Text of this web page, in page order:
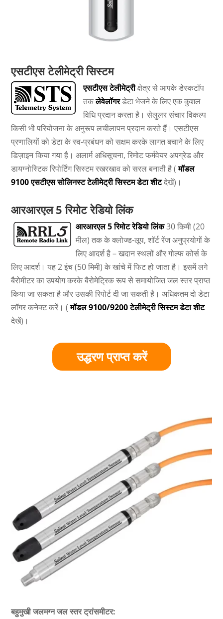
एसटीएस टेलीमेट्री सिस्टम
एसटीएस टेलीमेट्रीक्षेत्र से आपके डेस्कटॉप
तकलेवेलॉगरडेटा भेजने के लिए एक कुशल
विधि प्रदान करता है। सेलुलर संचार विकल्प
किसी भी परियोजना के अनुरूप लचीलापन प्रदान करते हैं। एसटीएस
प्रणालियों को डेटा के स्व-प्रबंधन को सक्षम करके लागत बचाने के लिए
डिज़ाइन किया गया है। अलार्म अधिसूचना, रिमोट फर्मवेयर अपग्रेड और
डायग्नोस्टिक रिपोर्टिंग सिस्टम रखरखाव को सरल बनाती है (मॉडल
9100 एसटीएस सोलिनस्ट टेलीमेट्री सिस्टम डेटा शीटदेखें)।
आरआरएल 5 रिमोट रेडियो लिंक
आरआरएल 5 रिमोट रेडियो लिंक30 किमी (20
मील) तक के क्लोज्ड-लूप, शॉर्ट रेंज अनुप्रयोगों के
लिए आदर्श है – खदान स्थलों और गोल्फ कोर्स के
लिए आदर्श। यह 2 इंच (50 मिमी) के खांचे में फिट हो जाता है। इसमें लगे
बैरोमीटर का उपयोग करके बैरोमेट्रिक रूप से समायोजित जल स्तर प्राप्त
किया जा सकता है और उसकी रिपोर्ट दी जा सकती है। अधिकतम दो डेटा
लॉगर कनेक्ट करें। (मॉडल 9100/9200 टेलीमेट्री सिस्टम डेटा शीट
देखें)।
उद्धरण प्राप्त करें
बहुमुखी जलमग्न जल स्तर ट्रांसमीटर: